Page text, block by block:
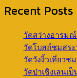
Recent Posts
วัดสว่างอารม
วัดโบสถ์ชมสร
วัดวังงิ้วเที่ยว
วัดป่าเชิงเลน